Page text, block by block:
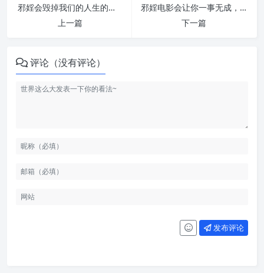
邪婬会毁掉我们的人生的福报 | 纵欲危害
上一篇
邪婬电影会让你一事无成，贫穷潦倒，卑微下贱 | 纵欲危害
下一篇
评论（没有评论）
发布评论